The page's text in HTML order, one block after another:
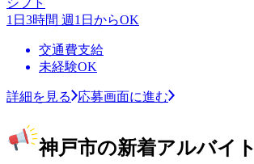
1日3時間 週1日からOK
交通費支給
未経験OK
詳細を見る 応募画面に進む
神戸市の新着アルバイト